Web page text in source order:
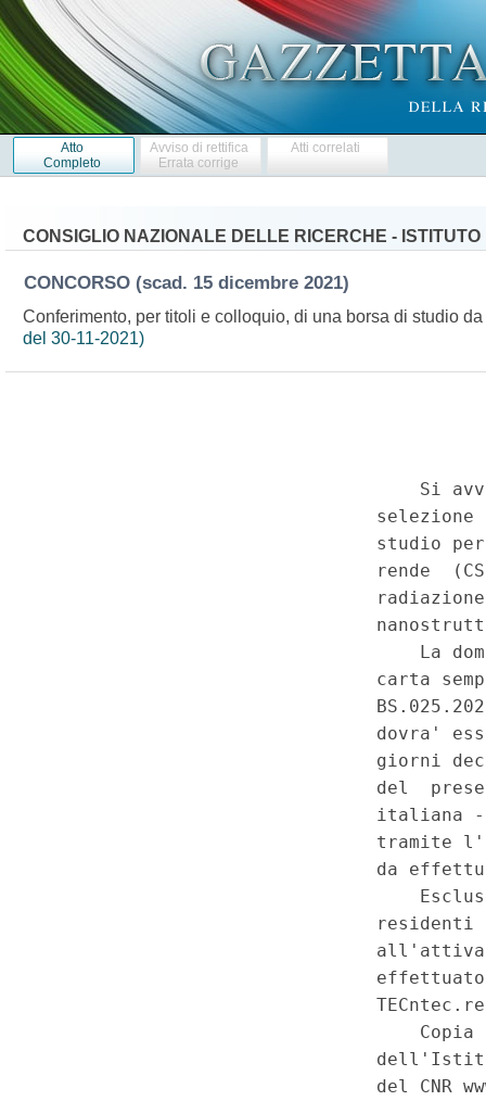
Atto
Completo
Avviso di rettifica
Errata corrige
Atti correlati
CONSIGLIO NAZIONALE DELLE RICERCHE -
CONCORSO (scad. 15 dicembre 2021)
Conferimento, per titoli e colloquio, di una borsa di studio
del 30-11-2021)